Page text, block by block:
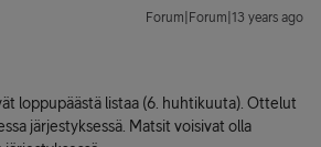
Forum|Forum|13 years ago
loppupäästä listaa (6. huhtikuuta). Ottelut
järjestyksessä. Matsit voisivat olla